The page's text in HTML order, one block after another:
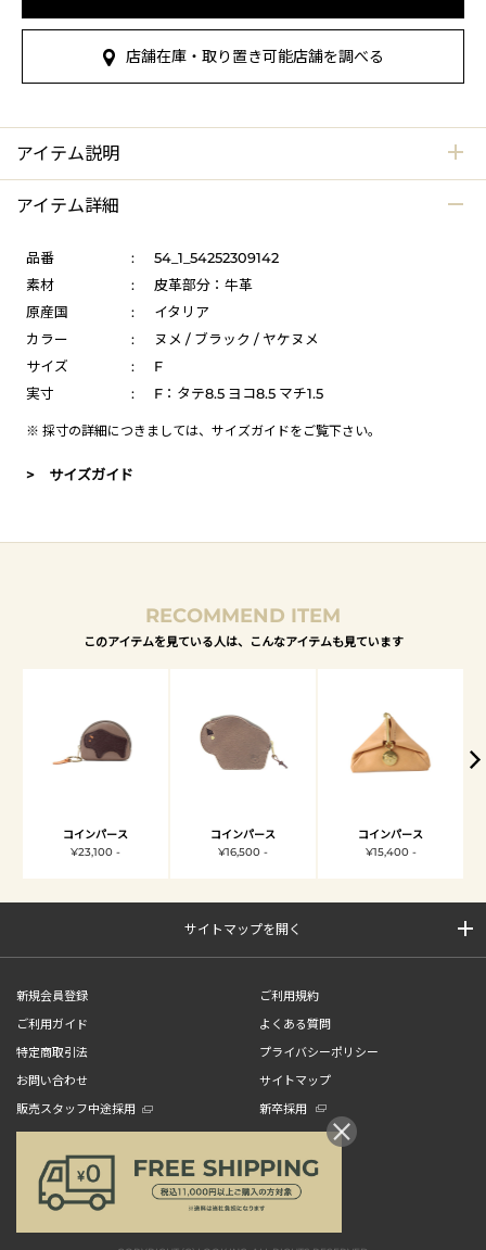
店舗在庫・取り置き可能店舗を調べる
アイテム説明
アイテム詳細
品番 :
54_1_54252309142
素材
:
皮革部分：牛革
原産国
:
イタリア
カラー
:
ヌメ / ブラック / ヤケヌメ
サイズ
:
F
実寸
: F：タテ8.5 ヨコ8.5 マチ1.5
※ 採寸の詳細につきましては、 サイズガイドをご覧下さい。
> サイズガイド
RECOMMEND ITEM
このアイテムを見ている人は、こんなアイテムも見ています
コインパース
¥23,100 -
コインパース
¥16,500 -
コインパース
¥15,400 -
サイトマップを開く
新規会員登録
ご利用規約
ご利用ガイド
よくある質問
特定商取引法
プライバシーポリシー
お問い合わせ
サイトマップ
販売スタッフ中途採用
新卒採用